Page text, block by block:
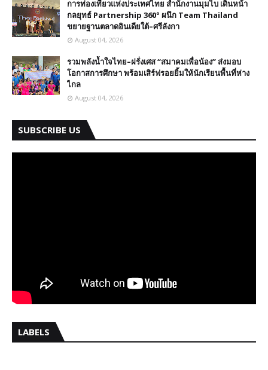
การท่องเที่ยวแห่งประเทศไทย สำนักงานมุมไบ เดินหน้า
กลยุทธ์ Partnership 360° ผนึก Team Thailand
ขยายฐานตลาดอินเดียใต้–ศรีลังกา
August 04, 2026
รวมพลังน้ำใจไทย–ฝรั่งเศส “สมาคมเพื่อน้อง” ส่งมอบ
โอกาสการศึกษา พร้อมเสิร์ฟรอยยิ้มให้นักเรียนพื้นที่ห่าง
ไกล
August 04, 2026
SUBSCRIBE US
LABELS